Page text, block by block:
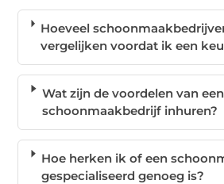
Hoeveel
vergelijken voordat ik een
Wat zijn de voordelen van een
schoonmaakbedrijf inhuren?
Hoe herken ik of een
gespecialiseerd genoeg is?